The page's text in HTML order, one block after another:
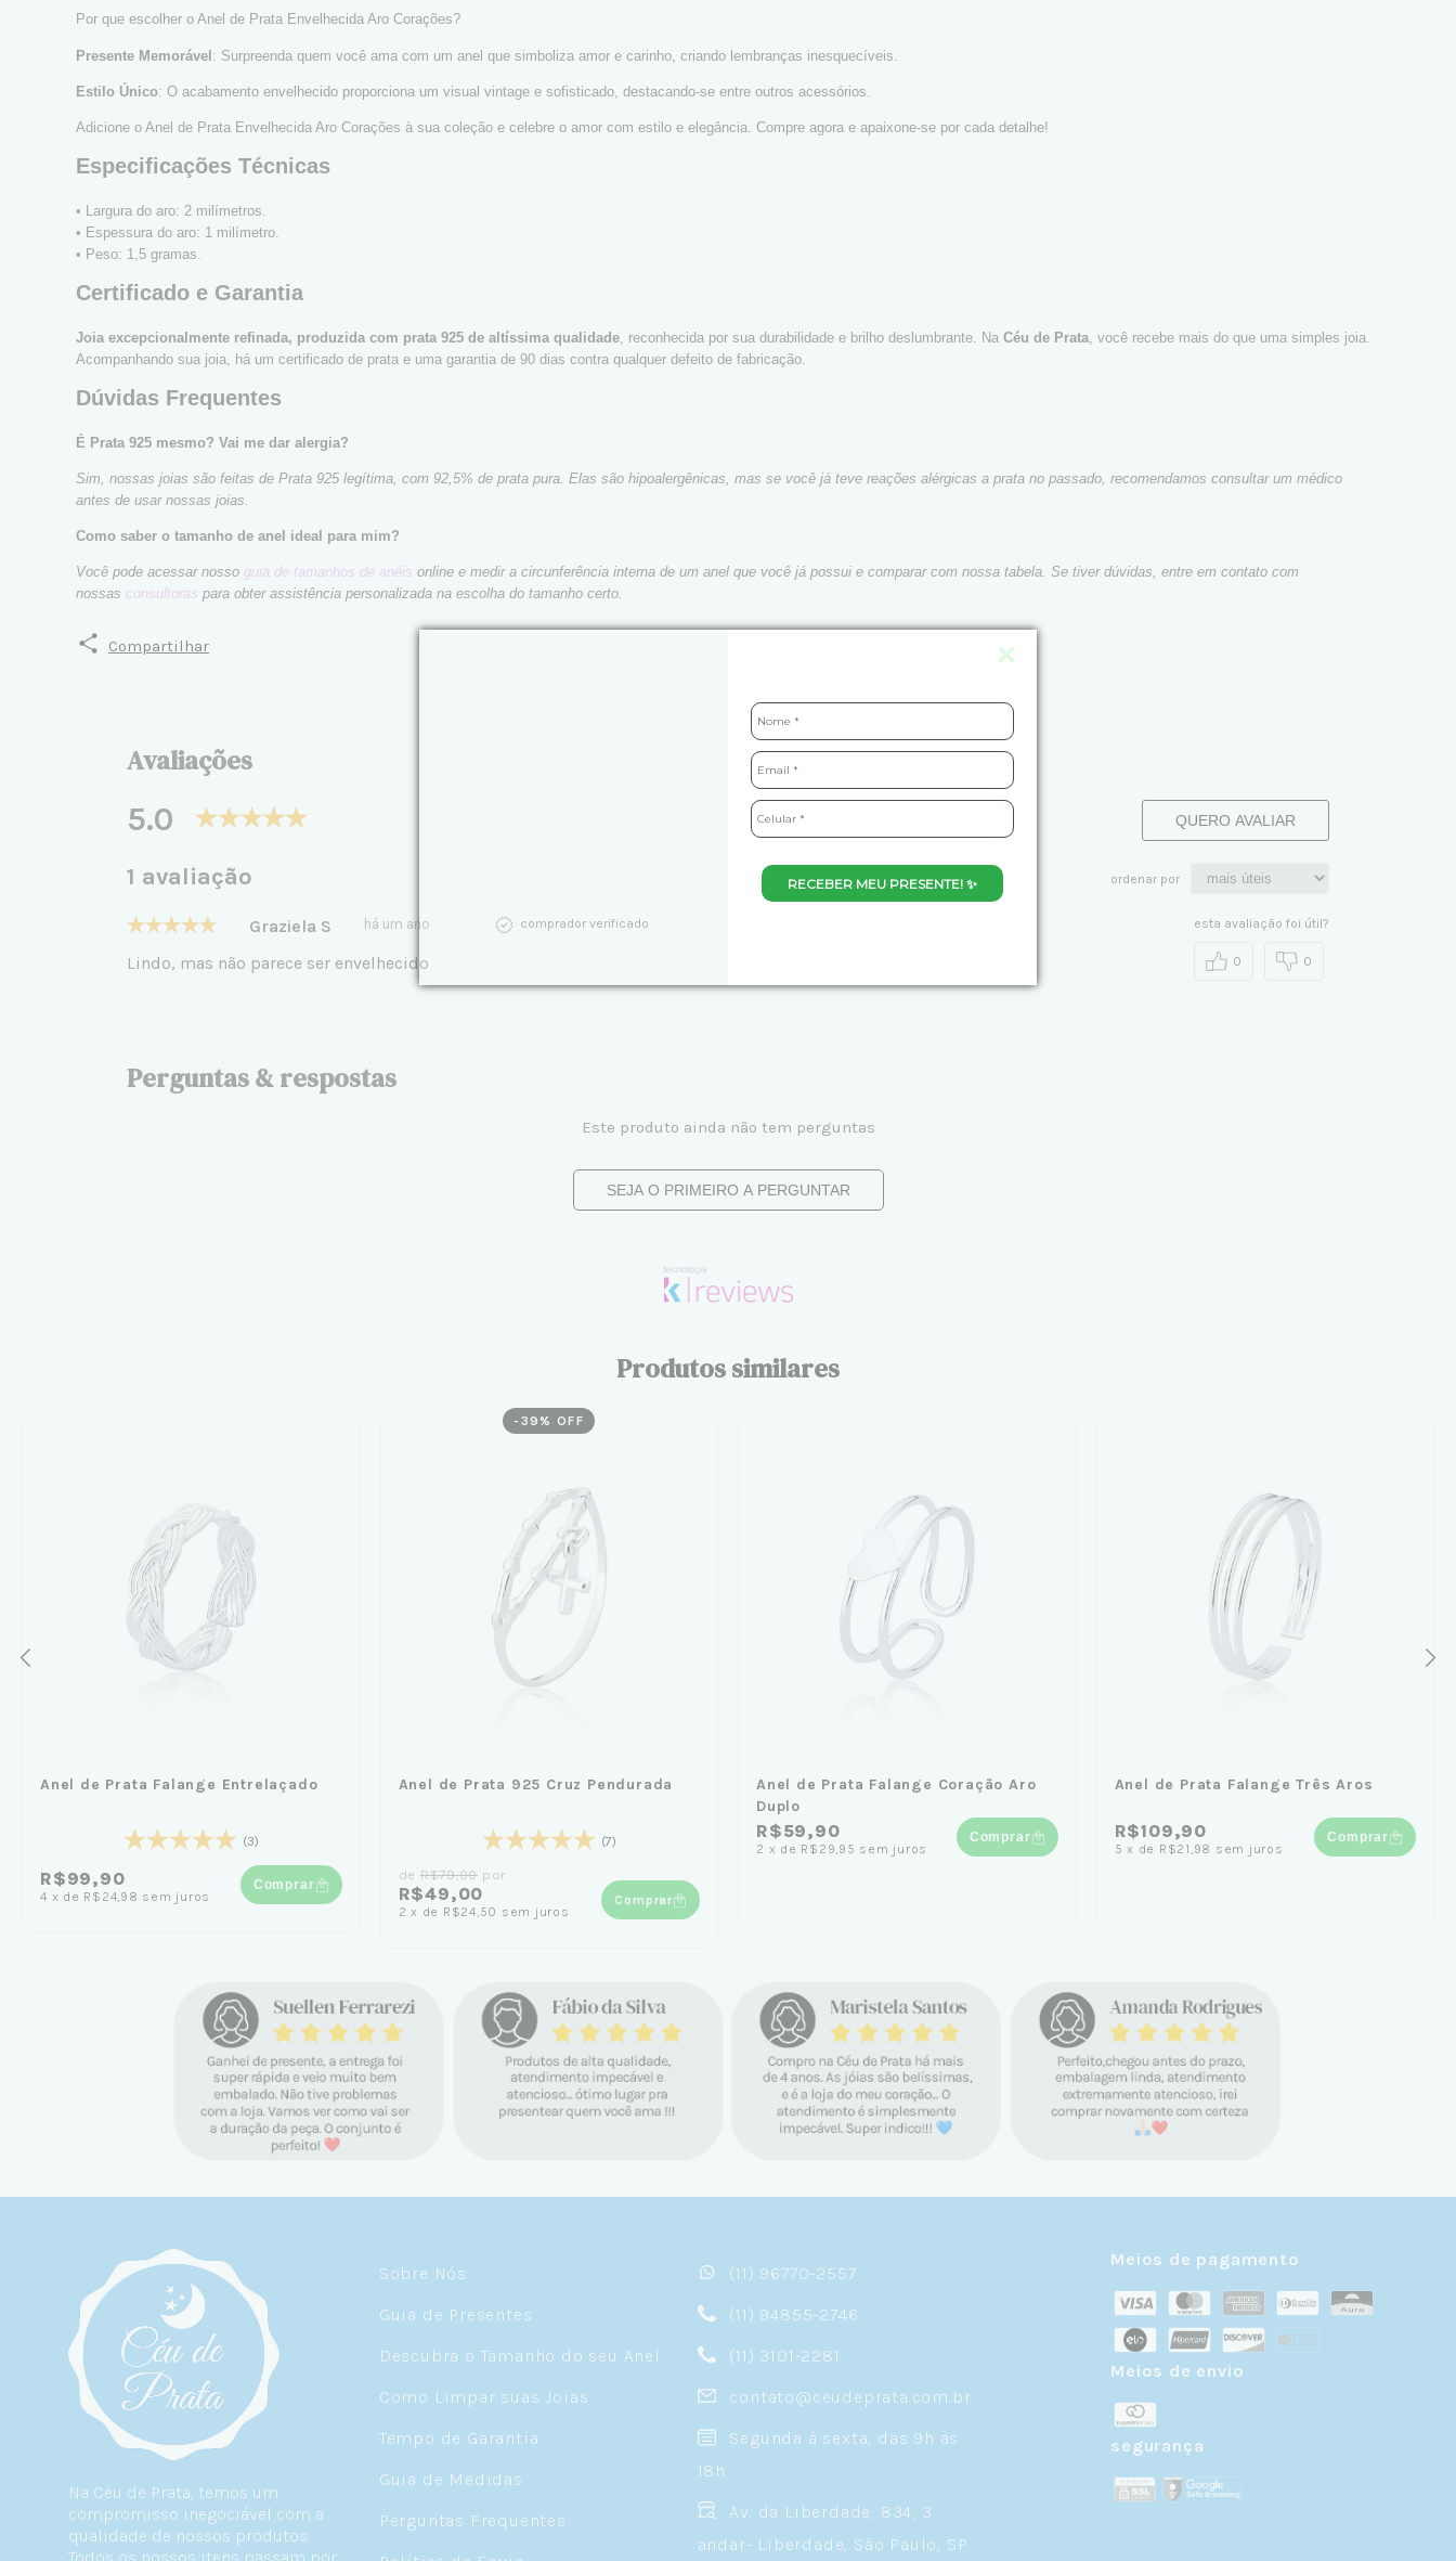
RECEBER MEU PRESENTE! ✨
Por que escolher o Anel de Prata Envelhecida Aro Corações?
Presente Memorável : Surpreenda quem você ama com um anel que simboliza amor e carinho, criando lembranças inesquecíveis.
Estilo Único: O acabamento envelhecido proporciona um visual vintage e sofisticado, destacando-se entre outros acessórios.
Adicione o Anel de Prata Envelhecida Aro Corações à sua coleção e celebre o amor com estilo e elegância. Compre agora e apaixone-se por cada detalhe!
Especificações Técnicas
• Largura do aro: 2 milímetros.
• Espessura do aro: 1 milímetro.
• Peso: 1,5 gramas.
Certificado e Garantia
Joia excepcionalmente refinada, produzida com prata 925 de altíssima qualidade, reconhecida por sua durabilidade e brilho deslumbrante. Na Céu de Prata, você recebe mais do que uma simples joia.
Acompanhando sua joia, há um certificado de prata e uma garantia de 90 dias contra qualquer defeito de fabricação.
Dúvidas Frequentes
É Prata 925 mesmo? Vai me dar alergia?
Sim, nossas joias são feitas de Prata 925 legítima, com 92,5% de prata pura. Elas são hipoalergênicas, mas se você já teve reações alérgicas a prata no passado, recomendamos consultar um médico
antes de usar nossas joias.
Como saber o tamanho de anel ideal para mim?
Você pode acessar nosso guia de tamanhos de anéis online e medir a circunferência interna de um anel que você já possui e comparar com nossa tabela. Se tiver dúvidas, entre em contato com
nossas consultoras para obter assistência personalizada na escolha do tamanho certo.
Compartilhar
Avaliações
5.0 QUERO AVALIAR
1 avaliação ordenar por
Graziela S há um ano comprador verificado
Lindo, mas não parece ser envelhecido
esta avaliação foi útil?
0 0
Perguntas & respostas
Este produto ainda não tem perguntas
SEJA O PRIMEIRO A PERGUNTAR
Produtos similares
Anel de Prata Falange Entrelaçado
(3)
R$99,90
4 x de R$24,98 sem juros
Comprar
- 39 % OFF
Anel de Prata 925 Cruz Pendurada
(7)
de R$79,90 por
R$49,00
2 x de R$24,50 sem juros
Comprar
Anel de Prata Falange Coração Aro
Duplo
R$59,90
2 x de R$29,95 sem juros
Comprar
Anel de Prata Falange Três Aros
R$109,90
5 x de R$21,98 sem juros
Comprar
Na Céu de Prata, temos um
compromisso inegociável com a
qualidade de nossos produtos.
Sobre Nós
Guia de Presentes
Descubra o Tamanho do seu Anel
Como Limpar suas Joias
Tempo de Garantia
Guia de Medidas
Perguntas Frequentes
(11) 96770-2557
(11) 94855-2746
(11) 3101-2281
contato@ceudeprata.com.br
Segunda à sexta, das 9h às
18h
Av. da Liberdade, 834, 3
andar- Liberdade, São Paulo, SP
Meios de pagamento
Meios de envio
segurança